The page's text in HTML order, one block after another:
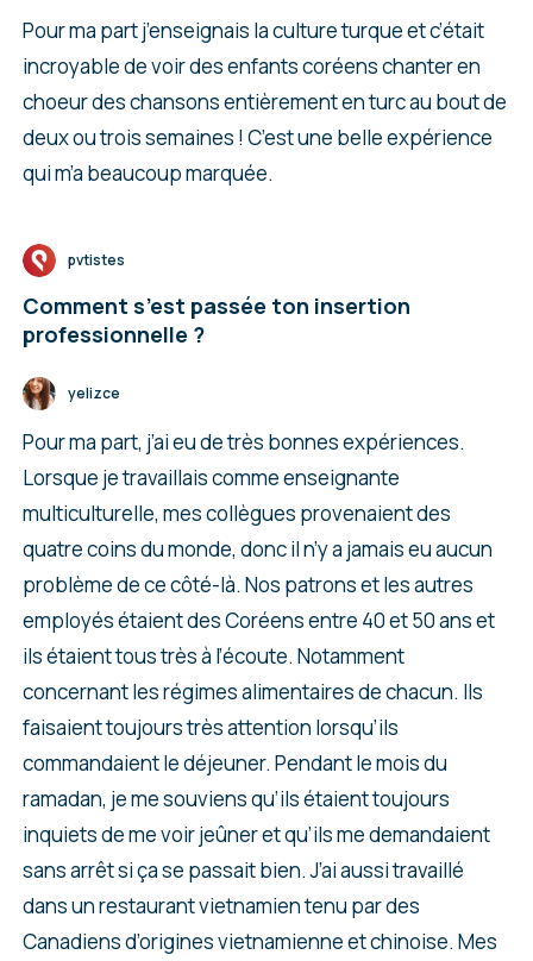
Pour ma part j’enseignais la culture turque et c’était
incroyable de voir des enfants coréens chanter en
choeur des chansons entièrement en turc au bout de
deux ou trois semaines ! C’est une belle expérience
qui m’a beaucoup marquée.
pvtistes
Comment s’est passée ton insertion
professionnelle ?
yelizce
Pour ma part, j’ai eu de très bonnes expériences.
Lorsque je travaillais comme enseignante
multiculturelle, mes collègues provenaient des
quatre coins du monde, donc il n’y a jamais eu aucun
problème de ce côté-là. Nos patrons et les autres
employés étaient des Coréens entre 40 et 50 ans et
ils étaient tous très à l’écoute. Notamment
concernant les régimes alimentaires de chacun. Ils
faisaient toujours très attention lorsqu’ils
commandaient le déjeuner. Pendant le mois du
ramadan, je me souviens qu’ils étaient toujours
inquiets de me voir jeûner et qu’ils me demandaient
sans arrêt si ça se passait bien. J’ai aussi travaillé
dans un restaurant vietnamien tenu par des
Canadiens d’origines vietnamienne et chinoise. Mes